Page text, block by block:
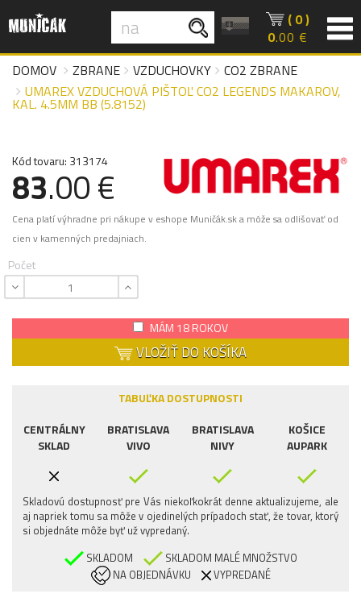
( 0 )
0.00 €
DOMOV
ZBRANE VZDUCHOVKY
CO2 ZBRANE
UMAREX VZDUCHOVÁ PIŠTOĽ CO2 LEGENDS MAKAROV,
KAL. 4.5MM BB (5.8152)
Kód tovaru: 313174
83.00 €
Cena platí výhradne pri nákupe v eshope Muničák.sk a môže sa odlišovať od
cien v kamenných predajniach.
Počet
MÁM 18 ROKOV
VLOŽIŤ DO KOŠÍKA
TABUĽKA DOSTUPNOSTI
CENTRÁLNY
SKLAD
BRATISLAVA
VIVO
BRATISLAVA
NIVY
KOŠICE
AUPARK
Skladovú dostupnosť pre Vás niekoľkokrát denne aktualizujeme, ale
aj napriek tomu sa môže v ojedinelých prípadoch stať, že tovar, ktorý
si objednáte môže byť už vypredaný.
SKLADOM
SKLADOM MALÉ MNOŽSTVO
NA OBJEDNÁVKU
VYPREDANÉ